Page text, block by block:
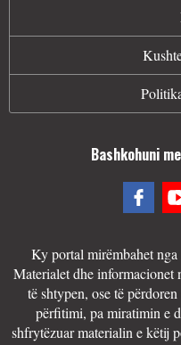
Bashkohuni
Ky portal mirëmbahet
Materialet dhe informacionet
të shtypen, ose të
përfitimi, pa miratimin e
shfrytëzuar materialin e këtij